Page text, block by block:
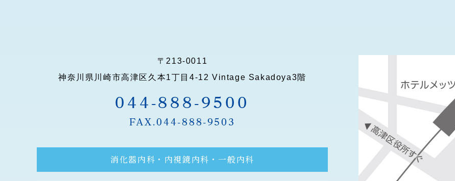
〒213-0011
神奈川県川崎市高津区久本1丁目4-12 Vintage Sakadoya3階
044-888-9500
FAX.044-888-9503
消化器内科・内視鏡内科・一般内科